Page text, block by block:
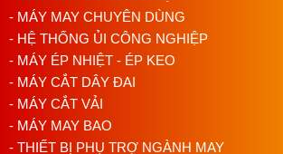
đính cúc 2 trong 1 được hoàn thiện.
tác với vải bò 10-11 lớp.
Hiệu Suất Cao
hơn 10-15% so với các hãng khác.
Đường Chỉ Đẹp
nâng cao chất lượng sản phẩm cuối
03/08/2026 10:22 AM
- MÁY MAY CHUYÊN DÙNG
- HỆ THỐNG ỦI CÔNG NGHIỆP
- MÁY ÉP NHIỆT - ÉP KEO
- MÁY CẮT DÂY ĐAI
- MÁY CẮT VẢI
- MÁY MAY BAO
- THIẾT BỊ PHỤ TRỢ NGÀNH MAY